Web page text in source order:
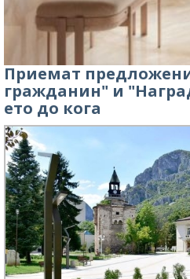
Приемат
гражданин" и
ето до кога